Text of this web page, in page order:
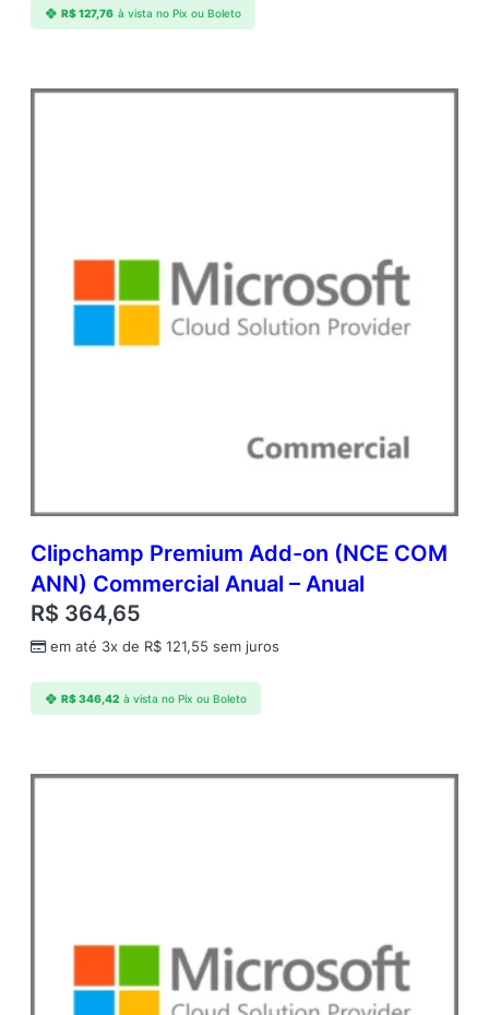
R$127,76 à vista no Pix ou Boleto
Clipchamp Premium Add-on (NCE COM
ANN) Commercial Anual – Anual
R$ 364,65
em até 3x de R$ 121,55 sem juros
R$346,42 à vista no Pix ou Boleto